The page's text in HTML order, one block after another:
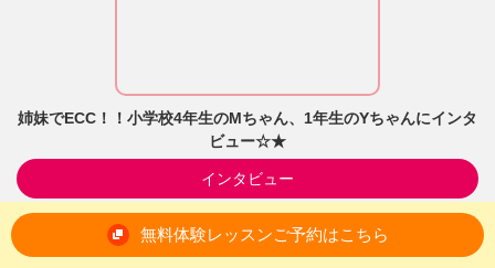
無料体験レッスンご予約はこちら
姉妹でECC！！小学校4年生のMちゃん、1年生のYちゃんにインタ
ビュー☆★
インタビュー